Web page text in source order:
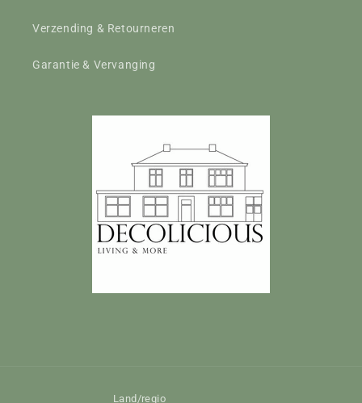
Verzending & Retourneren
Garantie & Vervanging
Land/regio